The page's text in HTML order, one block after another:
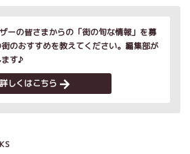
ーの皆さまからの「街の旬な情報」を募
のおすすめを教えてください。編集部が
す♪
詳しくはこちら